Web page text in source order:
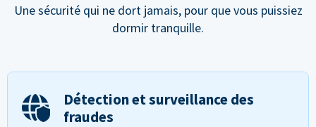
Une sécurité qui ne dort jamais, pour que vous puissiez
dormir tranquille.
Détection et surveillance des
fraudes